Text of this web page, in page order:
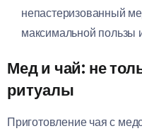
непастеризованный
максимальной пользы
Мед и чай: не
ритуалы
Приготовление чая с